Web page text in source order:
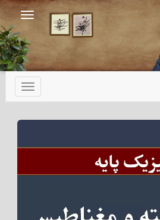
تعویض
ناوبری